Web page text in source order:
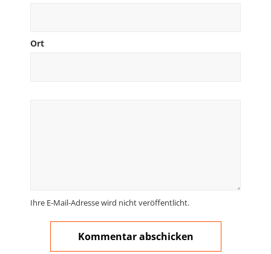
Ort
Ihre E-Mail-Adresse wird nicht veröffentlicht.